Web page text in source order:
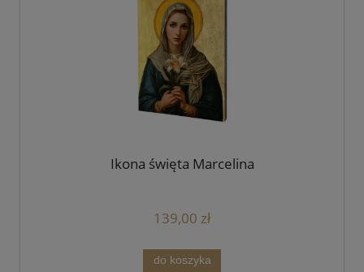
Ikona święta Marcelina
139,00 zł
do koszyka